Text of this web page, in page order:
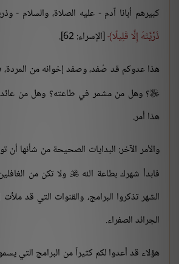
كبيرهم أبانا آدم - عليه الصلاة، والسلام -
ذُرِّيَّتَهُ إِلَّا قَلِيلًا [الإسراء: 62].
هذا عدوكم قد صُفد، وصفد إخوانه من المردة،
؟ وهل من مشمر في طاعته؟ وهل من عائد
هذا أمر.
والأمر الآخر: البدايات الصحيحة من شأنها أن
فابدأ شهرك بطاعة الله ولا تكن من
الشهر تذكروا البرامج، والقنوات التي قد
الجرائد الصفراء.
هؤلاء قد أعدوا لكم كثيراً من البرامج التي